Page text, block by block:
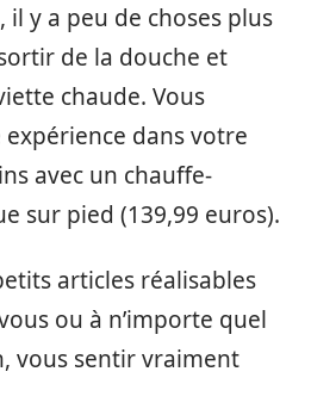
y a peu de choses plus
de la douche et
chaude. Vous
dans votre
avec un chauffe-
sur pied (139,99 euros).
articles réalisables
ou à n’importe quel
vous sentir vraiment